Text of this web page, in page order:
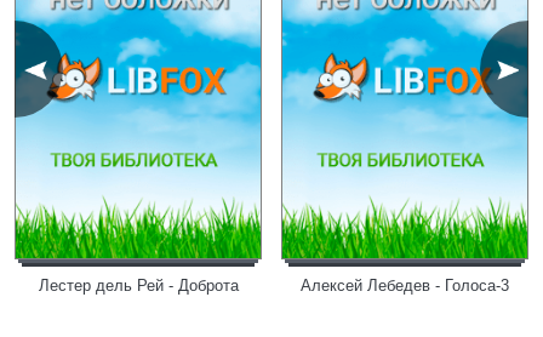
Лестер дель Рей - Доброта Алексей Лебедев - Голоса-3